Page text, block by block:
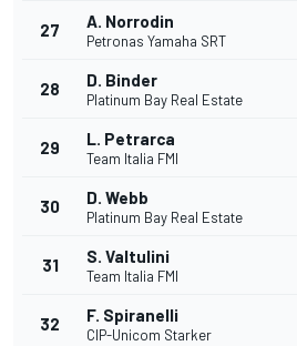
27 A. Norrodin
Petronas Yamaha SRT
28 D. Binder
Platinum Bay Real Estate
29 L. Petrarca
Team Italia FMI
30 D. Webb
Platinum Bay Real Estate
31 S. Valtulini
Team Italia FMI
32 F. Spiranelli
CIP-Unicom Starker